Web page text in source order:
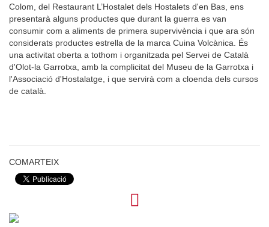
Colom, del Restaurant L’Hostalet dels Hostalets d'en Bas, ens
presentarà alguns productes que durant la guerra es van
consumir com a aliments de primera supervivència i que ara són
considerats productes estrella de la marca Cuina Volcànica. És
una activitat oberta a tothom i organitzada pel Servei de Català
d'Olot-la Garrotxa, amb la complicitat del Museu de la Garrotxa i
l'Associació d'Hostalatge, i que servirà com a cloenda dels cursos
de català.
COMARTEIX